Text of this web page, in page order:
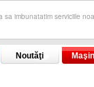
sa imbunatatim serviciile
Noutăţi